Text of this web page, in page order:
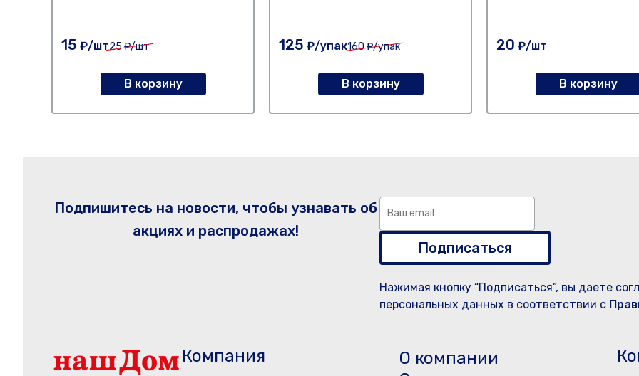
15 ₽/шт25₽/шт
В корзину
125 ₽/упак160₽/упак
В корзину
20 ₽/шт
В корзину
Подпишитесь на новости, чтобы узнавать об
акциях и распродажах!
Подписаться
Нажимая кнопку “Подписаться”, вы даете
персональных данных в соответствии с
Компания
О компании